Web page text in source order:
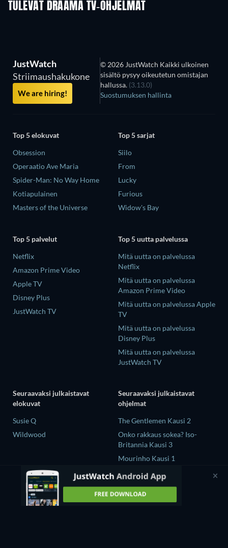
TULEVAT DRAAMA TV-OHJELMAT
Kausi 2 Kausi 1
JustWatch
Striimaushakukone
We are hiring!
© 2026 JustWatch Kaikki ulkoinen
sisältö pysyy oikeutetun omistajan
hallussa. (3.13.0)
Suostumuksen hallinta
Top 5 elokuvat
Obsession
Operaatio Ave Maria
Spider-Man: No Way Home
Kotiapulainen
Masters of the Universe
Top 5 sarjat
Siilo
From
Lucky
Furious
Widow's Bay
Top 5 palvelut
Netflix
Amazon Prime Video
Apple TV
Disney Plus
JustWatch TV
Top 5 uutta palvelussa
Mitä uutta on palvelussa
Netflix
Mitä uutta on palvelussa
Amazon Prime Video
Mitä uutta on palvelussa Apple
TV
Mitä uutta on palvelussa
Disney Plus
Mitä uutta on palvelussa
JustWatch TV
Seuraavaksi julkaistavat
elokuvat
Susie Q
Wildwood
Seuraavaksi julkaistavat
ohjelmat
The Gentlemen Kausi 2
Onko rakkaus sokea? Iso-
Britannia Kausi 3
Mourinho Kausi 1
GTO (2026) Kausi 1
Reacher 4. tuotantokausi